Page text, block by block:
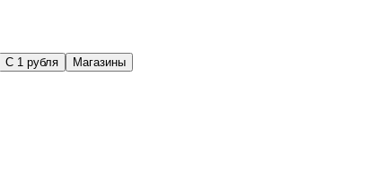
С 1 рубля Магазины